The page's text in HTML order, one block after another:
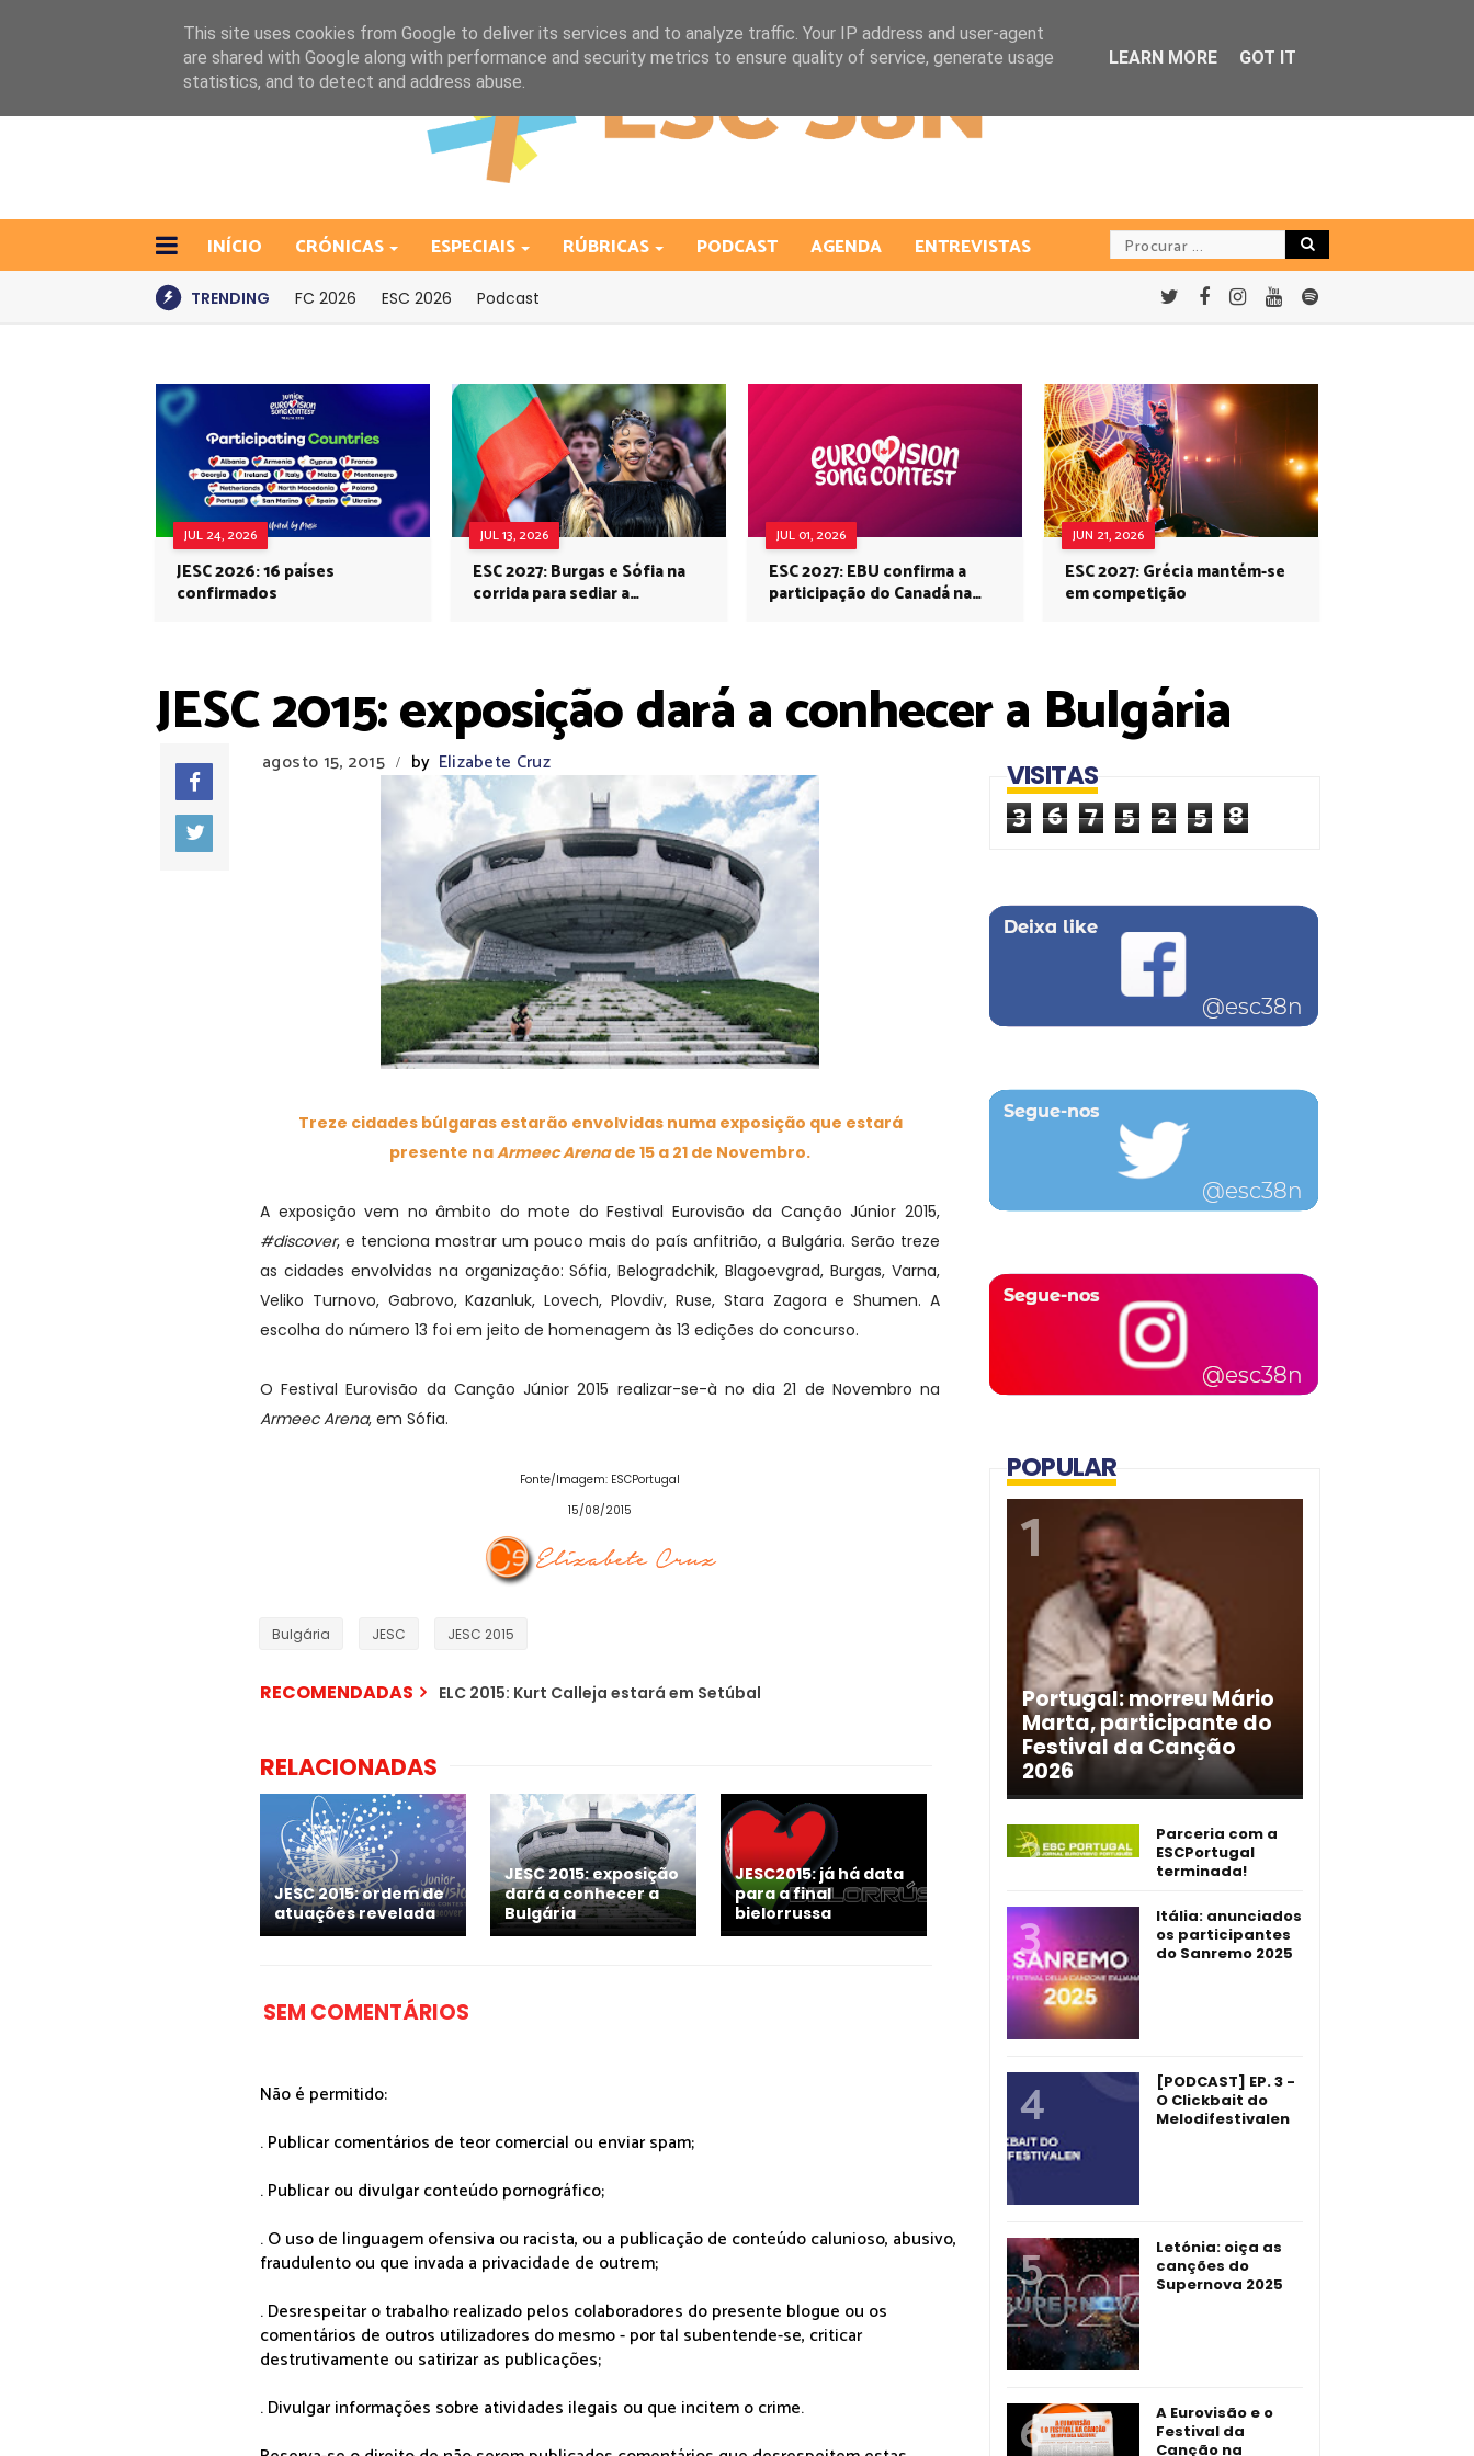
INÍCIO CRÓNICAS ESPECIAIS RÚBRICAS PODCAST AGENDA ENTREVISTAS
TRENDING FC 2026 ESC 2026 Podcast
JUL 24, 2026
JESC 2026: 16 países
confirmados
JUL 13, 2026
ESC 2027: Burgas e Sófia na
corrida para sediar a
JUL 01, 2026
ESC 2027: EBU confirma a
participação do Canadá na
JUN 21, 2026
ESC 2027: Grécia mantém-se
em competição
JESC 2015: exposição dará a conhecer a Bulgária
agosto 15, 2015 / by Elizabete Cruz
Treze cidades búlgaras estarão envolvidas numa exposição que estará
presente naArmeec Arenade 15 a 21 de Novembro.
A exposição vem no âmbito do mote do Festival Eurovisão da Canção Júnior 2015,
#discover, e tenciona mostrar um pouco mais do país anfitrião, a Bulgária. Serão treze
as cidades envolvidas na organização: Sófia, Belogradchik, Blagoevgrad, Burgas, Varna,
Veliko Turnovo, Gabrovo, Kazanluk, Lovech, Plovdiv, Ruse, Stara Zagora e Shumen. A
escolha do número 13 foi em jeito de homenagem às 13 edições do concurso.
O Festival Eurovisão da Canção Júnior 2015 realizar-se-à no dia 21 de Novembro na
Armeec Arena, em Sófia.
Fonte/Imagem: ESCPortugal
15/08/2015
Bulgária JESC JESC 2015
RECOMENDADAS ELC 2015: Kurt Calleja estará em Setúbal
RELACIONADAS
JESC 2015: ordem de
atuações revelada
JESC 2015: exposição
dará a conhecer a
Bulgária
JESC2015: já há data
para a final
bielorrussa
SEM COMENTÁRIOS
Não é permitido:
. Publicar comentários de teor comercial ou enviar spam;
. Publicar ou divulgar conteúdo pornográfico;
. O uso de linguagem ofensiva ou racista, ou a publicação de conteúdo calunioso, abusivo,
fraudulento ou que invada a privacidade de outrem;
. Desrespeitar o trabalho realizado pelos colaboradores do presente blogue ou os
comentários de outros utilizadores do mesmo - por tal subentende-se, criticar
destrutivamente ou satirizar as publicações;
. Divulgar informações sobre atividades ilegais ou que incitem o crime.
VISITAS
3 6 7 5 2 5 8
POPULAR
Portugal: morreu Mário
Marta, participante do
Festival da Canção
2026
Parceria com a
ESCPortugal
terminada!
Itália: anunciados
os participantes
do Sanremo 2025
[PODCAST] EP. 3 -
O Clickbait do
Melodifestivalen
Letónia: oiça as
canções do
Supernova 2025
A Eurovisão e o
Festival da
Canção na
This site uses cookies from Google to deliver its services and to analyze traffic. Your IP address and user-agent
are shared with Google along with performance and security metrics to ensure quality of service, generate usage
statistics, and to detect and address abuse.
LEARN MORE GOT IT